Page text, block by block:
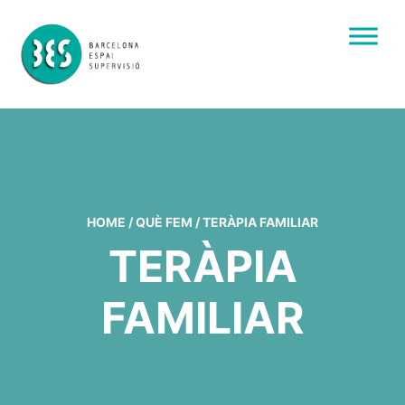
HOME /QUÈ FEM /TERÀPIA FAMILIAR
TERÀPIA
FAMILIAR